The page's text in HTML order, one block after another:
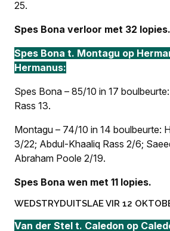
25.
Spes Bona verloor met 32 lopies.
Spes Bona t. Montagu op
Hermanus:
Spes Bona – 85/10 in 17
Rass 13.
Montagu – 74/10 in 14 boulbeurte:
3/22; Abdul-Khaaliq Rass 2/6;
Abraham Poole 2/19.
Spes Bona wen met 11 lopies.
WEDSTRYDUITSLAE VIR 12
Van der Stel t. Caledon op